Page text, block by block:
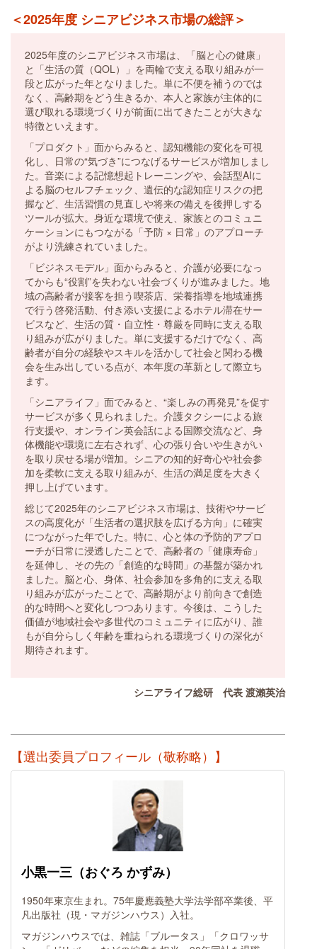
＜2025年度 シニアビジネス市場の総評＞
2025年度のシニアビジネス市場は、「脳と心の健康」
と「生活の質（QOL）」を両輪で支える取り組みが一
段と広がった年となりました。単に不便を補うのでは
なく、高齢期をどう生きるか、本人と家族が主体的に
選び取れる環境づくりが前面に出てきたことが大きな
特徴といえます。
「プロダクト」面からみると、認知機能の変化を可視
化し、日常の“気づき”につなげるサービスが増加しまし
た。音楽による記憶想起トレーニングや、会話型AIに
よる脳のセルフチェック、遺伝的な認知症リスクの把
握など、生活習慣の見直しや将来の備えを後押しする
ツールが拡大。身近な環境で使え、家族とのコミュニ
ケーションにもつながる「予防 × 日常」のアプローチ
がより洗練されていました。
「ビジネスモデル」面からみると、介護が必要になっ
てからも“役割”を失わない社会づくりが進みました。地
域の高齢者が接客を担う喫茶店、栄養指導を地域連携
で行う啓発活動、付き添い支援によるホテル滞在サー
ビスなど、生活の質・自立性・尊厳を同時に支える取
り組みが広がりました。単に支援するだけでなく、高
齢者が自分の経験やスキルを活かして社会と関わる機
会を生み出している点が、本年度の革新として際立ち
ます。
「シニアライフ」面でみると、“楽しみの再発見”を促す
サービスが多く見られました。介護タクシーによる旅
行支援や、オンライン英会話による国際交流など、身
体機能や環境に左右されず、心の張り合いや生きがい
を取り戻せる場が増加。シニアの知的好奇心や社会参
加を柔軟に支える取り組みが、生活の満足度を大きく
押し上げています。
総じて2025年のシニアビジネス市場は、技術やサービ
スの高度化が「生活者の選択肢を広げる方向」に確実
につながった年でした。特に、心と体の予防的アプロ
ーチが日常に浸透したことで、高齢者の「健康寿命」
を延伸し、その先の「創造的な時間」の基盤が築かれ
ました。脳と心、身体、社会参加を多角的に支える取
り組みが広がったことで、高齢期がより前向きで創造
的な時間へと変化しつつあります。今後は、こうした
価値が地域社会や多世代のコミュニティに広がり、誰
もが自分らしく年齢を重ねられる環境づくりの深化が
期待されます。
シニアライフ総研 代表 渡瀨英治
【選出委員プロフィール（敬称略）】
小黒一三（おぐろ かずみ）
1950年東京生まれ。75年慶應義塾大学法学部卒業後、平
凡出版社（現・マガジンハウス）入社。
マガジンハウスでは、雑誌「ブルータス」「クロワッサ